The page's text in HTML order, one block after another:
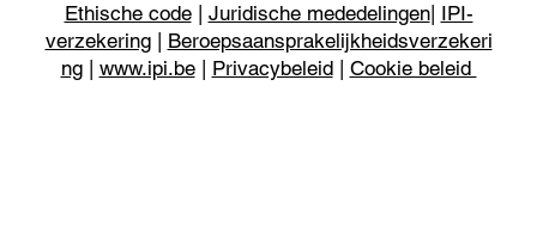
Ethische code| Juridische mededelingen| IPI-
verzekering| Beroepsaansprakelijkheidsverzekeri
ng| www.ipi.be| Privacybeleid| Cookie beleid